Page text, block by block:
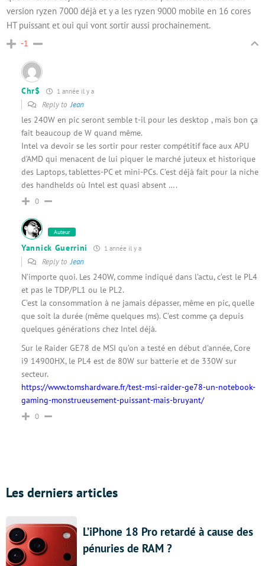
version ryzen 7000 déjà et y a les ryzen 9000 mobile en 16 cores
HT puissant et oui qui vont sortir aussi prochainement.
-1
Chr$ 1 année il y a
Reply toJean
les 240W en pic seront semble t-il pour les desktop , mais bon ça
fait beaucoup de W quand même.
Intel va devoir se les sortir pour rester compétitif face aux APU
d’AMD qui menacent de lui piquer le marché juteux et historique
des Laptops, tablettes-PC et mini-PCs. C’est déjà fait pour la niche
des handhelds où Intel est quasi absent ….
0
Auteur
Yannick Guerrini 1 année il y a
Reply toJean
N’importe quoi. Les 240W, comme indiqué dans l’actu, c’est le PL4
et pas le TDP/PL1 ou le PL2.
C’est la consommation à ne jamais dépasser, même en pic, quelle
que soit la durée (même quelques ms). C’est comme ça depuis
quelques générations chez Intel déjà.
Sur le Raider GE78 de MSI qu’on a testé en début d’année, Core
i9 14900HX, le PL4 est de 80W sur batterie et de 330W sur
secteur.
https://www.tomshardware.fr/test-msi-raider-ge78-un-notebook-
gaming-monstrueusement-puissant-mais-bruyant/
0
Les derniers articles
L’iPhone 18 Pro retardé à cause des
pénuries de RAM ?